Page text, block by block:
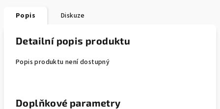
Popis Diskuze
Detailní popis produktu
Popis produktu není dostupný
Doplňkové parametry